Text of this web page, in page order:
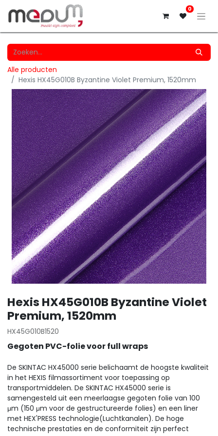
0
Alle producten
Hexis HX45G010B Byzantine Violet Premium, 1520mm
Hexis HX45G010B Byzantine Violet
Premium, 1520mm
HX45G010B1520
Gegoten PVC-folie voor full wraps
De SKINTAC HX45000 serie belichaamt de hoogste kwaliteit
in het HEXIS filmassortiment voor toepassing op
transportmiddelen. De SKINTAC HX45000 serie is
samengesteld uit een meerlaagse gegoten folie van 100
μm (150 μm voor de gestructureerde folies) en een liner
met HEX'PRESS technologie(Luchtkanalen). De hoge
technische prestaties en de conformiteit zijn perfect